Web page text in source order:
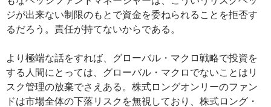
ジが出来ない制限のもとで資金を委ねられることを拒否す
るだろう。責任が持てないからである。
より極端な話をすれば、グローバル・マクロ戦略で投資を
する人間にとっては、グローバル・マクロでないことはリ
スク管理の放棄でさえある。株式ロングオンリーのファン
ドは市場全体の下落リスクを無視しており、株式ロング・